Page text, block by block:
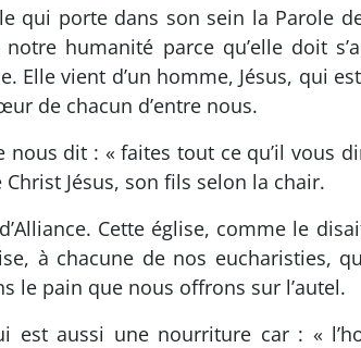
qui porte dans son sein la Parole
humanité parce qu’elle doit
Elle vient d’un homme, Jésus, qui
de chacun d’entre nous.
nous dit : « faites tout ce qu’il vous
Christ Jésus, son fils selon la chair.
Cette église, comme le
à chacune de nos eucharisties,
le pain que nous offrons sur l’autel.
est aussi une nourriture car : «